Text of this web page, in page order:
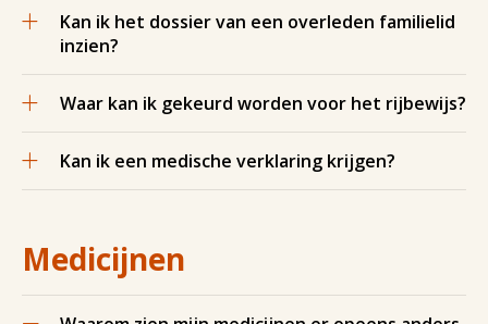
Kan ik het dossier van een overleden familielid
inzien?
Waar kan ik gekeurd worden voor het rijbewijs?
Kan ik een medische verklaring krijgen?
Medicijnen